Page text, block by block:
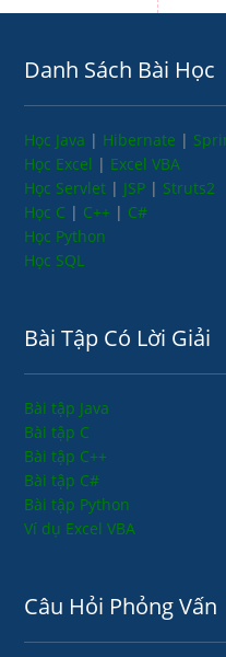
Danh Sách Bài Học
Học Java | Hibernate |
Học Excel | Excel VBA
Học Servlet | JSP | Struts2
Học C | C++ | C#
Học Python
Học SQL
Bài Tập Có Lời Giải
Bài tập Java
Bài tập C
Bài tập C++
Bài tập C#
Bài tập Python
Ví dụ Excel VBA
Câu Hỏi Phỏng Vấn